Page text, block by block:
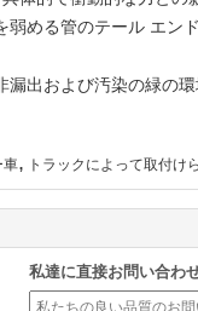
める管のテール エン
出および汚染の緑の
車, トラックによって取付け
私達に直接お問い合わ